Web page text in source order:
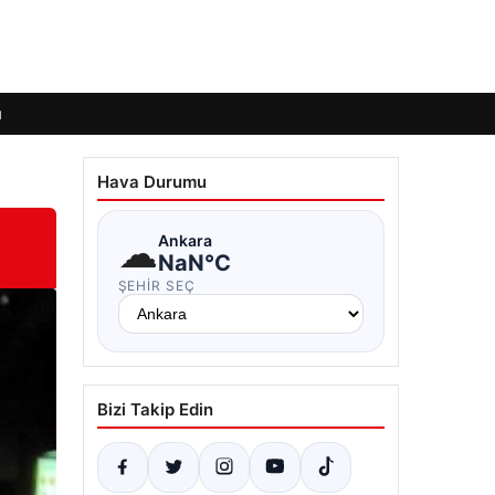
Hava Durumu
☁Ankara
NaN°C
ŞEHIR SEÇ
Bizi Takip Edin